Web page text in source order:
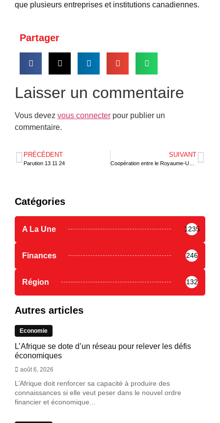
que plusieurs entreprises et institutions canadiennes.
Partager
Laisser un commentaire
Vous devez vous connecter pour publier un
commentaire.
PRÉCÉDENT
Parution 13 11 24
SUIVANT
Coopération entre le Royaume-Uni et l’Afrique francophone : appel à un nouveau modèle économique
Catégories
A La Une 1235
Finances 246
Région 132
Autres articles
Economie
L’Afrique se dote d’un réseau pour relever les défis
économiques
août 6, 2026
L’Afrique doit renforcer sa capacité à produire des
connaissances si elle veut peser dans le nouvel ordre
financier et économique...